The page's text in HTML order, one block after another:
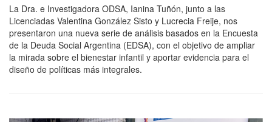
La Dra. e Investigadora ODSA, Ianina Tuñón, junto a las
Licenciadas Valentina González Sisto y Lucrecia Freije, nos
presentaron una nueva serie de análisis basados en la Encuesta
de la Deuda Social Argentina (EDSA), con el objetivo de ampliar
la mirada sobre el bienestar infantil y aportar evidencia para el
diseño de políticas más integrales.